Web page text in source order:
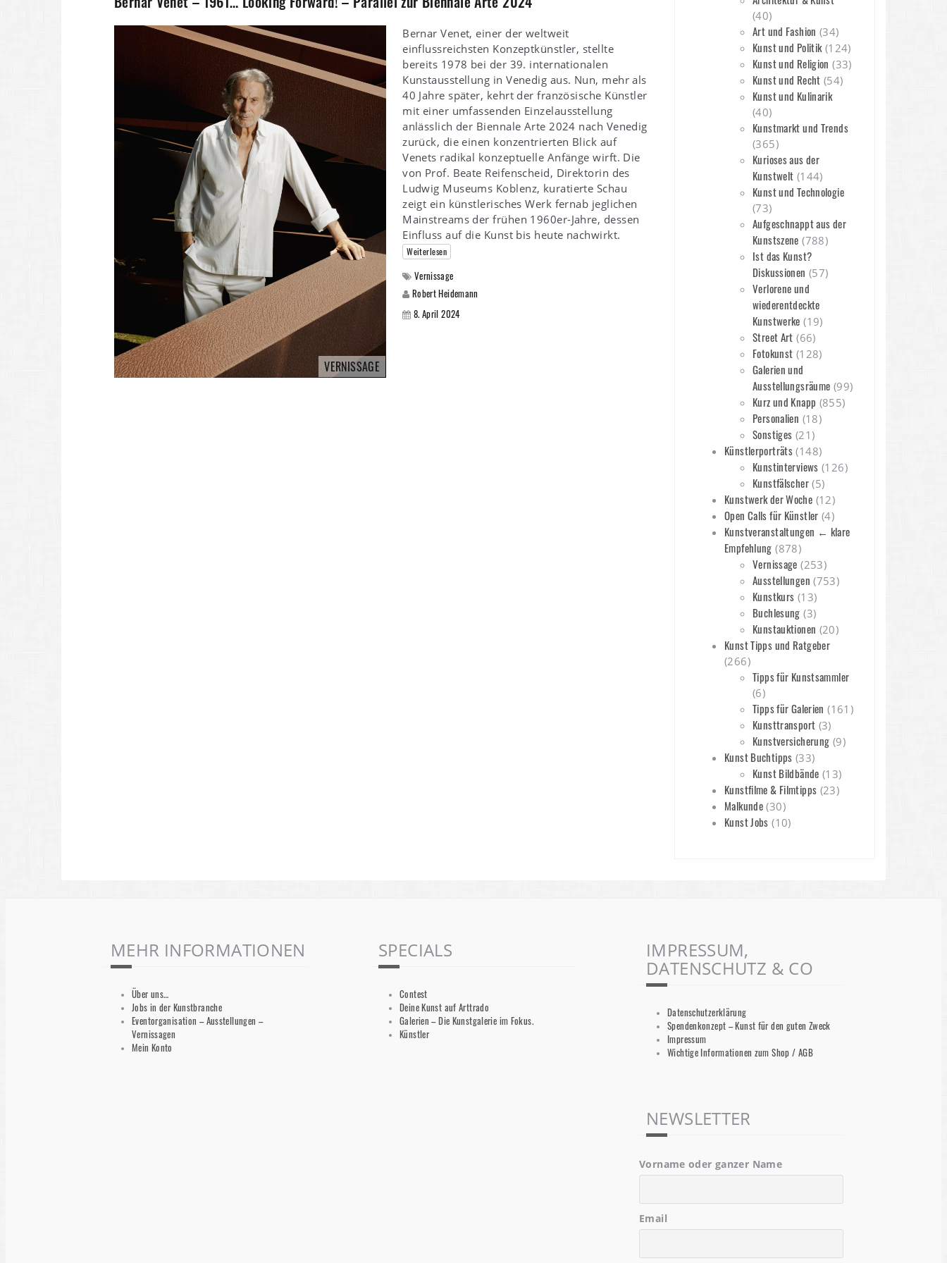
VERNISSAGE
Bernar Venet, einer der weltweit
einflussreichsten Konzeptkünstler, stellte
bereits 1978 bei der 39. internationalen
Kunstausstellung in Venedig aus. Nun, mehr als
40 Jahre später, kehrt der französische Künstler
mit einer umfassenden Einzelausstellung
anlässlich der Biennale Arte 2024 nach Venedig
zurück, die einen konzentrierten Blick auf
Venets radikal konzeptuelle Anfänge wirft. Die
von Prof. Beate Reifenscheid, Direktorin des
Ludwig Museums Koblenz, kuratierte Schau
zeigt ein künstlerisches Werk fernab jeglichen
Mainstreams der frühen 1960er-Jahre, dessen
Einfluss auf die Kunst bis heute nachwirkt.
Weiterlesen
Vernissage
Robert Heidemann
8. April 2024
(40)
Art und Fashion (34)
Kunst und Politik(124)
Kunst und Religion (33)
Kunst und Recht (54)
Kunst und Kulinarik
(40)
Kunstmarkt und Trends
(365)
Kurioses aus der
Kunstwelt (144)
Kunst und Technologie
(73)
Aufgeschnappt aus der
Kunstszene (788)
Ist das Kunst?
Diskussionen (57)
Verlorene und
wiederentdeckte
Kunstwerke (19)
Street Art (66)
Fotokunst (128)
Galerien und
Ausstellungsräume (99)
Kurz und Knapp (855)
Personalien (18)
Sonstiges (21)
Künstlerporträts (148)
Kunstinterviews (126)
Kunstfälscher(5)
Kunstwerk der Woche (12)
Open Calls für Künstler (4)
Kunstveranstaltungen ← klare
Empfehlung (878)
Vernissage (253)
Ausstellungen (753)
Kunstkurs (13)
Buchlesung (3)
Kunstauktionen (20)
Kunst Tipps und Ratgeber
(266)
Tipps für Kunstsammler
(6)
Tipps für Galerien (161)
Kunsttransport (3)
Kunstversicherung (9)
Kunst Buchtipps (33)
Kunst Bildbände (13)
Kunstfilme & Filmtipps (23)
Malkunde (30)
Kunst Jobs (10)
MEHR INFORMATIONEN
Über uns…
Jobs in der Kunstbranche
Eventorganisation – Ausstellungen –
Vernissagen
Mein Konto
SPECIALS
Contest
Deine Kunst auf Arttrado
Galerien – Die Kunstgalerie im Fokus.
Künstler
IMPRESSUM,
DATENSCHUTZ & CO
Datenschutzerklärung
Spendenkonzept – Kunst für den guten Zweck
Impressum
Wichtige Informationen zum Shop / AGB
NEWSLETTER
Vorname oder ganzer Name
Email